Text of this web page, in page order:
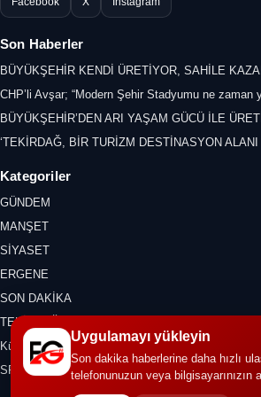
Son Haberler
BÜYÜKŞEHİR KENDİ ÜRETİYOR, SAHİLE
CHP’li Avşar; “Modern Şehir Stadyumu ne zaman
BÜYÜKŞEHİR’DEN ARI YAŞAM GÜCÜ İLE
‘TEKİRDAĞ, BİR TURİZM DESTİNASYON ALANI
Kategoriler
GÜNDEM
MANŞET
SİYASET
ERGENE
SON DAKİKA
TEKİRDAĞ
Kültür Sanat
SPOR
Uygulamayı yükleyin
Son dakika haberlerine daha hızlı
telefonunuzun veya bilgisayarınızın